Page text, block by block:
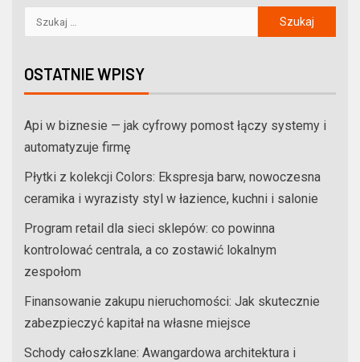
OSTATNIE WPISY
Api w biznesie — jak cyfrowy pomost łączy systemy i
automatyzuje firmę
Płytki z kolekcji Colors: Ekspresja barw, nowoczesna
ceramika i wyrazisty styl w łazience, kuchni i salonie
Program retail dla sieci sklepów: co powinna
kontrolować centrala, a co zostawić lokalnym
zespołom
Finansowanie zakupu nieruchomości: Jak skutecznie
zabezpieczyć kapitał na własne miejsce
Schody całoszklane: Awangardowa architektura i